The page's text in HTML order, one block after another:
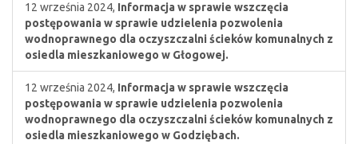
12 września 2024, Informacja w sprawie wszczęcia
postępowania w sprawie udzielenia pozwolenia
wodnoprawnego dla oczyszczalni ścieków komunalnych z
osiedla mieszkaniowego w Głogowej.
12 września 2024, Informacja w sprawie wszczęcia
postępowania w sprawie udzielenia pozwolenia
wodnoprawnego dla oczyszczalni ścieków komunalnych z
osiedla mieszkaniowego w Godziębach.